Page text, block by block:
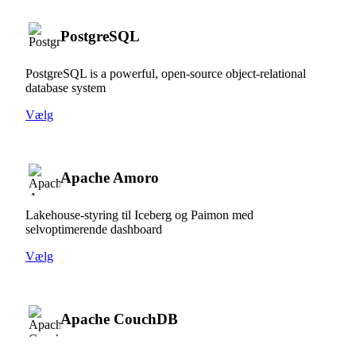
PostgreSQL
PostgreSQL is a powerful, open-source object-relational
database system
Vælg
Apache Amoro
Lakehouse-styring til Iceberg og Paimon med
selvoptimerende dashboard
Vælg
Apache CouchDB